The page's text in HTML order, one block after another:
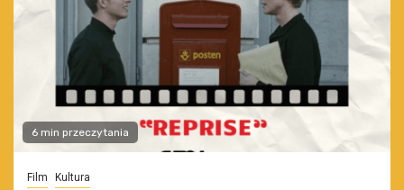
6 min przeczytania
Film Kultura